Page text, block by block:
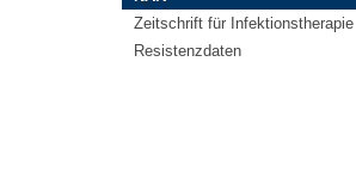
Zeitschrift für Infektionstherapie
Resistenzdaten